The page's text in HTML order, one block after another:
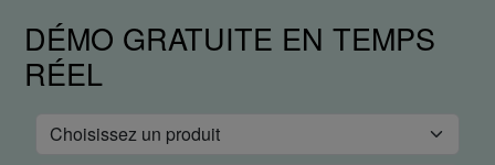
DÉMO GRATUITE EN TEMPS
RÉEL